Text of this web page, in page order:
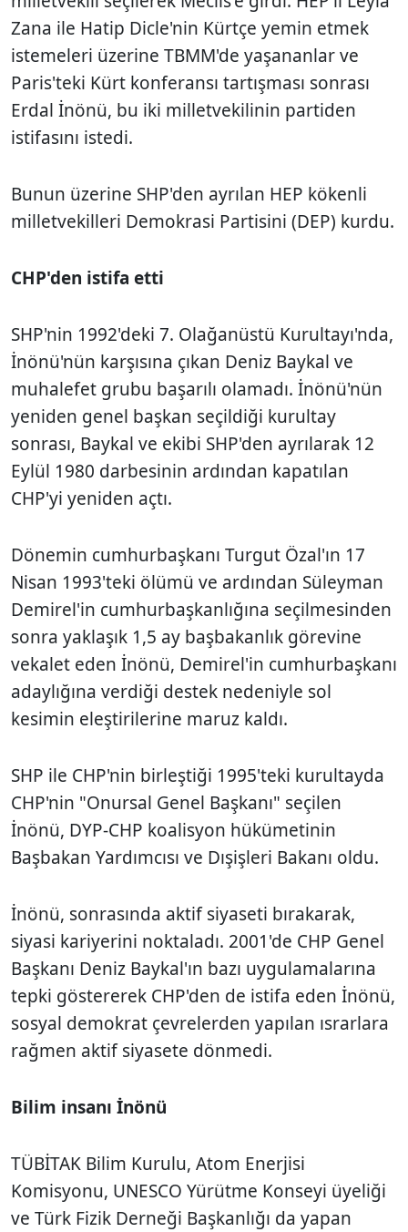
Zana ile Hatip Dicle'nin Kürtçe yemin etmek
istemeleri üzerine TBMM'de yaşananlar ve
Paris'teki Kürt konferansı tartışması sonrası
Erdal İnönü, bu iki milletvekilinin partiden
istifasını istedi.
Bunun üzerine SHP'den ayrılan HEP kökenli
milletvekilleri Demokrasi Partisini (DEP) kurdu.
CHP'den istifa etti
SHP'nin 1992'deki 7. Olağanüstü Kurultayı'nda,
İnönü'nün karşısına çıkan Deniz Baykal ve
muhalefet grubu başarılı olamadı. İnönü'nün
yeniden genel başkan seçildiği kurultay
sonrası, Baykal ve ekibi SHP'den ayrılarak 12
Eylül 1980 darbesinin ardından kapatılan
CHP'yi yeniden açtı.
Dönemin cumhurbaşkanı Turgut Özal'ın 17
Nisan 1993'teki ölümü ve ardından Süleyman
Demirel'in cumhurbaşkanlığına seçilmesinden
sonra yaklaşık 1,5 ay başbakanlık görevine
vekalet eden İnönü, Demirel'in cumhurbaşkanı
adaylığına verdiği destek nedeniyle sol
kesimin eleştirilerine maruz kaldı.
SHP ile CHP'nin birleştiği 1995'teki kurultayda
CHP'nin "Onursal Genel Başkanı" seçilen
İnönü, DYP-CHP koalisyon hükümetinin
Başbakan Yardımcısı ve Dışişleri Bakanı oldu.
İnönü, sonrasında aktif siyaseti bırakarak,
siyasi kariyerini noktaladı. 2001'de CHP Genel
Başkanı Deniz Baykal'ın bazı uygulamalarına
tepki göstererek CHP'den de istifa eden İnönü,
sosyal demokrat çevrelerden yapılan ısrarlara
rağmen aktif siyasete dönmedi.
Bilim insanı İnönü
TÜBİTAK Bilim Kurulu, Atom Enerjisi
Komisyonu, UNESCO Yürütme Konseyi üyeliği
ve Türk Fizik Derneği Başkanlığı da yapan